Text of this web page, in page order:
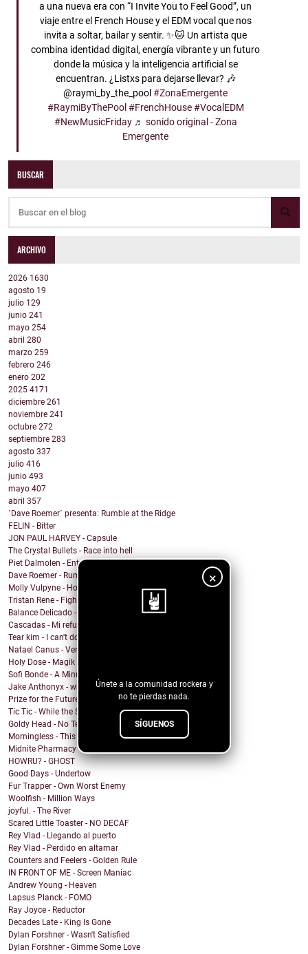
×
Únete a la comunidad rockera y
no te pierdas nada.
SÍGUENOS
a una nueva era con “I Invite You to Feel Good”, un
viaje entre el French House y el EDM vocal que nos
invita a soltar, bailar y sentir. ✨🐱 Un artista que
combina identidad digital, energía vibrante y un futuro
donde la música y la inteligencia artificial se
encuentran. ¿Listxs para dejarse llevar? 🎶
@raymi_by_the_pool#ZonaEmergente
#RaymiByThePool #FrenchHouse #VocalEDM
#NewMusicFriday ♬ sonido original - Zona
Emergente
BUSCAR
ARCHIVO
2026 1630
agosto 19
julio 129
junio 241
mayo 254
abril 280
marzo 259
febrero 246
enero 202
2025 4171
diciembre 261
noviembre 241
octubre 272
septiembre 283
agosto 337
julio 416
junio 493
mayo 407
abril 357
´Dave Roemer´ presenta: Rumble at the Ridge
FELIN - Bitter
JON PAUL HARVEY - Capsule
The Crystal Bullets - Race into hell
Piet Dalmolen - Entropy
Dave Roemer - Rumble at the Ridge
Molly Vulpyne - Hook
Tristan Rene - Fighting With Fists
Balance Delicado - Algo en ti
Cascadas - Mi refugio
Tear kim - I can't do anything
Natael Canus - Versatile (2022 Remastered) (Remix ...
Holy Dose - Magik
Sofi Bonde - A Minute
Jake Anthonyx - what happened to yesterday?
Prize for the Future - Farewell
Tic Tic - While the Shadows Grow
Goldy Head - No Tengo Problema (Contigo)
Morningless - This Party
Midnite Pharmacy - Becoming
HOWRU? - GHOST
Good Days - Undertow
Fur Trapper - Own Worst Enemy
Woolfish - Million Ways
joyful. - The River
Scared Little Toaster - NO DECAF
Rey Vlad - Llegando al puerto
Rey Vlad - Perdido en altamar
Counters and Feelers - Golden Rule
IN FRONT OF ME - Screen Maniac
Andrew Young - Heaven
Lapsus Planck - FOMO
Ray Joyce - Reductor
Decades Late - King Is Gone
Dylan Forshner - Wasn't Satisfied
Dylan Forshner - Gimme Some Love